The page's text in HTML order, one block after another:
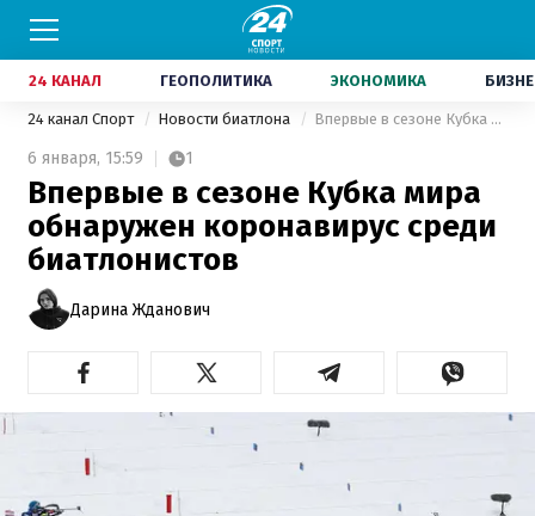
24 КАНАЛ ГЕОПОЛИТИКА ЭКОНОМИКА
24 канал Спорт Новости биатлона Впервые в сезоне Кубка мира обнаружен коронавирус среди биатлонистов
6 января, 15:59 1
Впервые в сезоне Кубка мира
обнаружен коронавирус среди
биатлонистов
Дарина Жданович